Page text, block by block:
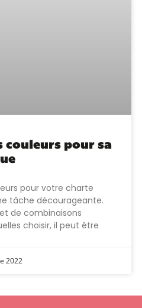
couleurs pour sa
pour votre charte
tâche décourageante.
de combinaisons
choisir, il peut être
2022